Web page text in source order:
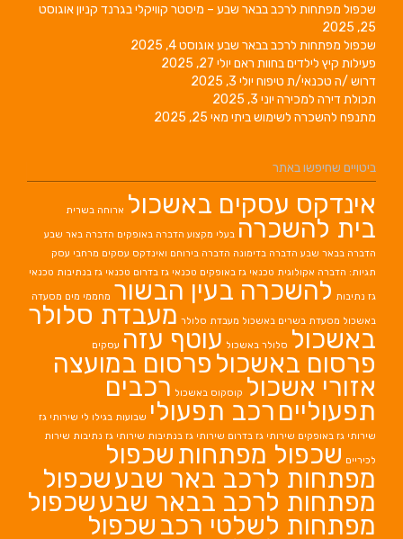
שכפול מפתחות לרכב בבאר שבע – מיסטר קוויקלי בגרנד קניוןאוגוסט
25, 2025
שכפול מפתחות לרכב בבאר שבעאוגוסט 4, 2025
פעילות קיץ לילדים בחוות ראם יולי 27, 2025
דרוש /ה טכנאי/ת טיפוח יולי 3, 2025
תכולת דירה למכירה יוני 3, 2025
מתנפח להשכרה לשימוש ביתי מאי 25, 2025
ביטויים שחיפשו באתר
אינדקס עסקים באשכול ארוחה בשרית
בית להשכרה בעלי מקצוע הדברה באופקים הדברה באר שבע
הדברה בבאר שבע הדברה בדימונה הדברה בירוחם ואינדקס עסקים מרחבי עסק
תגיות: הדברה אקולוגית טכנאי גז באופקים טכנאי גז בדרום טכנאי גז בנתיבות טכנאי
גז נתיבות להשכרה בעין הבשור מחממי מים מסעדה
באשכול מסעדת בשרים באשכול מעבדת סלולר מעבדת סלולר
באשכול סלולר באשכול עוטף עזה עסקים
פרסום באשכול פרסום במועצה
אזורי אשכול קוסקוס באשכול רכבים
תפעוליים רכב תפעולי שבועות בגילו לי שירותי גז
שירותי גז באופקים שירותי גז בדרום שירותי גז בנתיבות שירותי גז נתיבות שירות
לכיריים שכפול מפתחות שכפול
מפתחות לרכב באר שבעשכפול
מפתחות לרכב בבאר שבעשכפול
מפתחות לשלטי רכב שכפול